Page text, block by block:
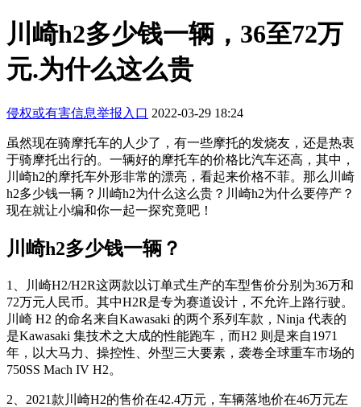
川崎h2多少钱一辆，36至72万
元.为什么这么贵
侵权或有害信息举报入口 2022-03-29 18:24
虽然现在骑摩托车的人少了，有一些摩托的发烧友，还是热衷
于骑摩托出行的。一辆好的摩托车的价格比汽车还高，其中，
川崎h2的摩托车外形非常的漂亮，看起来价格不菲。那么川崎
h2多少钱一辆？川崎h2为什么这么贵？川崎h2为什么要停产？
现在就让小编和你一起一探究竟吧！
川崎h2多少钱一辆？
1、川崎H2/H2R这两款以订单式生产的车型售价分别为36万和
72万元人民币。其中H2R是专为赛道设计，不允许上路行驶。
川崎 H2 的命名来自Kawasaki 的两个系列车款，Ninja 代表的
是Kawasaki 集技术之大成的性能跑车，而H2 则是来自1971
年，以大马力、操控性、外型三大要素，袭卷全球重车市场的
750SS Mach IV H2。
2、2021款川崎H2的售价在42.4万元，车辆落地价在46万元左